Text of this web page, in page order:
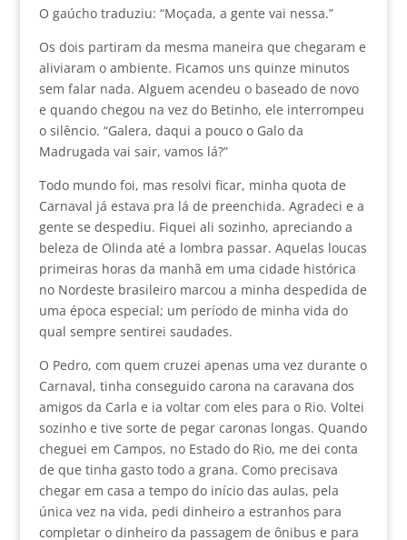
O gaúcho traduziu: “Moçada, a gente vai nessa.”
Os dois partiram da mesma maneira que chegaram e
aliviaram o ambiente. Ficamos uns quinze minutos
sem falar nada. Alguem acendeu o baseado de novo
e quando chegou na vez do Betinho, ele interrompeu
o silêncio. “Galera, daqui a pouco o Galo da
Madrugada vai sair, vamos lá?”
Todo mundo foi, mas resolvi ficar, minha quota de
Carnaval já estava pra lá de preenchida. Agradeci e a
gente se despediu. Fiquei ali sozinho, apreciando a
beleza de Olinda até a lombra passar. Aquelas loucas
primeiras horas da manhã em uma cidade histórica
no Nordeste brasileiro marcou a minha despedida de
uma época especial; um período de minha vida do
qual sempre sentirei saudades.
O Pedro, com quem cruzei apenas uma vez durante o
Carnaval, tinha conseguido carona na caravana dos
amigos da Carla e ia voltar com eles para o Rio. Voltei
sozinho e tive sorte de pegar caronas longas. Quando
cheguei em Campos, no Estado do Rio, me dei conta
de que tinha gasto todo a grana. Como precisava
chegar em casa a tempo do início das aulas, pela
única vez na vida, pedi dinheiro a estranhos para
completar o dinheiro da passagem de ônibus e para